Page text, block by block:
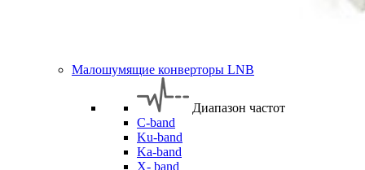
Малошумящие конверторы LNB
Диапазон частот
C-band
Ku-band
Ka-band
X- band